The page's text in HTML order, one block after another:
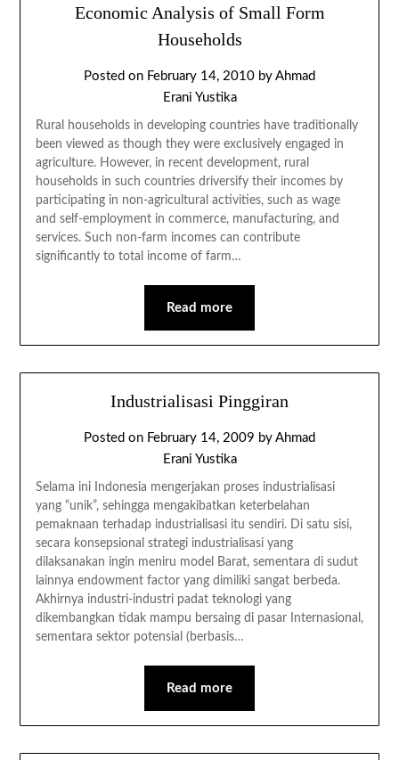
Economic Analysis of Small Form
Households
Posted on February 14, 2010 by Ahmad
Erani Yustika
Rural households in developing countries have traditionally
been viewed as though they were exclusively engaged in
agriculture. However, in recent development, rural
households in such countries driversify their incomes by
participating in non-agricultural activities, such as wage
and self-employment in commerce, manufacturing, and
services. Such non-farm incomes can contribute
significantly to total income of farm…
Read more
Industrialisasi Pinggiran
Posted on February 14, 2009 by Ahmad
Erani Yustika
Selama ini Indonesia mengerjakan proses industrialisasi
yang “unik”, sehingga mengakibatkan keterbelahan
pemaknaan terhadap industrialisasi itu sendiri. Di satu sisi,
secara konsepsional strategi industrialisasi yang
dilaksanakan ingin meniru model Barat, sementara di sudut
lainnya endowment factor yang dimiliki sangat berbeda.
Akhirnya industri-industri padat teknologi yang
dikembangkan tidak mampu bersaing di pasar Internasional,
sementara sektor potensial (berbasis…
Read more